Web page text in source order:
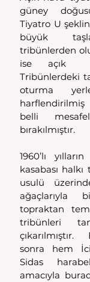
güney
Tiyatro U
büyük
tribünlerden
ise açık
Tribünlerdeki
oturma
belli
bırakılmıştır.
1960’lı
kasabası
usulü
ağaçlarıyla
topraktan
tribünleri
sonra hem
Sidas
amacıyla